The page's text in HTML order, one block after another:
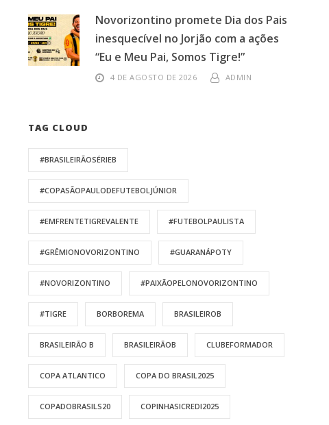
Novorizontino promete Dia dos Pais
inesquecível no Jorjão com a ações
“Eu e Meu Pai, Somos Tigre!”
4 DE AGOSTO DE 2026 ADMIN
TAG CLOUD
#BRASILEIRÃOSÉRIEB
#COPASÃOPAULODEFUTEBOLJÚNIOR
#EMFRENTETIGREVALENTE #FUTEBOLPAULISTA
#GRÊMIONOVORIZONTINO #GUARANÁPOTY
#NOVORIZONTINO #PAIXÃOPELONOVORIZONTINO
#TIGRE BORBOREMA BRASILEIROB
BRASILEIRÃO B BRASILEIRÃOB CLUBEFORMADOR
COPA ATLANTICO COPA DO BRASIL2025
COPADOBRASILS20 COPINHASICREDI2025